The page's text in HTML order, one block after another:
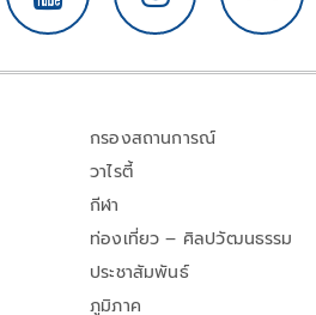
กรองสถานการณ์
วาไรตี้
กีฬา
ท่องเที่ยว – ศิลปวัฒนธรรม
ประชาสัมพันธ์
ภูมิภาค